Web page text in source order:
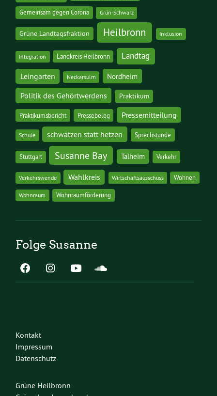
Gemeinsam gegen Corona Grün-Schwarz
Grüne Landtagsfraktion Heilbronn Inklusion
Integration Landkreis Heilbronn Landtag
Leingarten Neckarsulm Nordheim
Politik des Gehörtwerdens Praktikum
Praktikumsbericht Pressebeleg Pressemitteilung
Schule schwätzen statt hetzen Sprechstunde
Stuttgart Susanne Bay Talheim Verkehr
Verkehrswende Wahlkreis Wirtschaftsausschuss Wohnen
Wohnraum Wohnraumförderung
Folge Susanne
Kontakt
Impressum
Datenschutz
Grüne Heilbronn